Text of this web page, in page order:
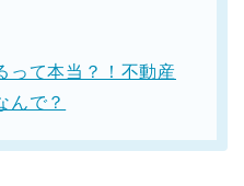
て本当？！不動産
んで？